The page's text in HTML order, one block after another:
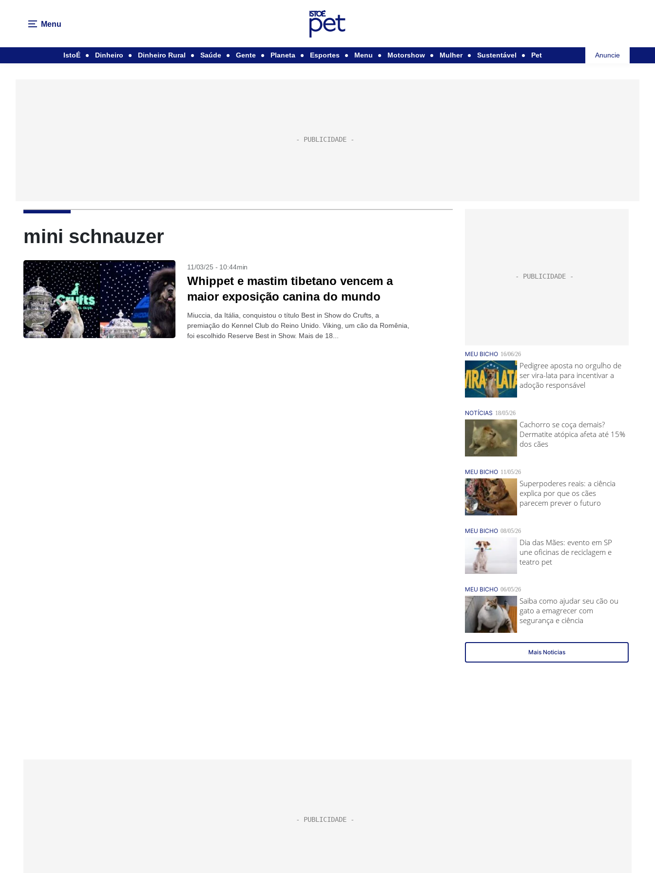
Menu
IstoÉ Dinheiro Dinheiro Rural Saúde Gente Planeta Esportes Menu Motorshow Mulher Sustentável Pet Anuncie
mini schnauzer
11/03/25 - 10:44min
Whippet e mastim tibetano vencem a
maior exposição canina do mundo
Miuccia, da Itália, conquistou o título Best in Show do Crufts, a
premiação do Kennel Club do Reino Unido. Viking, um cão da Romênia,
foi escolhido Reserve Best in Show. Mais de 18...